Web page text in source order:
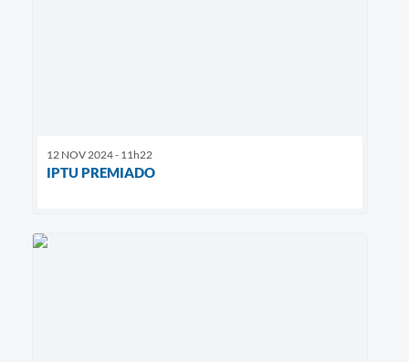
12 NOV 2024 - 11h22
IPTU PREMIADO